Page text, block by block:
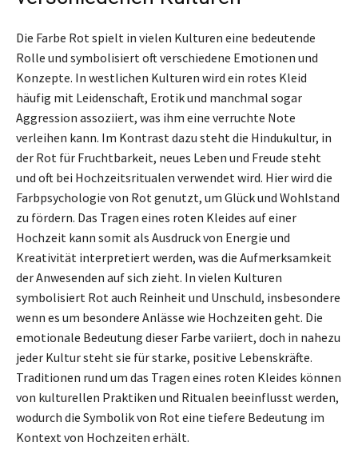
Die Farbe Rot spielt in vielen Kulturen eine bedeutende
Rolle und symbolisiert oft verschiedene Emotionen und
Konzepte. In westlichen Kulturen wird ein rotes Kleid
häufig mit Leidenschaft, Erotik und manchmal sogar
Aggression assoziiert, was ihm eine verruchte Note
verleihen kann. Im Kontrast dazu steht die Hindukultur, in
der Rot für Fruchtbarkeit, neues Leben und Freude steht
und oft bei Hochzeitsritualen verwendet wird. Hier wird die
Farbpsychologie von Rot genutzt, um Glück und Wohlstand
zu fördern. Das Tragen eines roten Kleides auf einer
Hochzeit kann somit als Ausdruck von Energie und
Kreativität interpretiert werden, was die Aufmerksamkeit
der Anwesenden auf sich zieht. In vielen Kulturen
symbolisiert Rot auch Reinheit und Unschuld, insbesondere
wenn es um besondere Anlässe wie Hochzeiten geht. Die
emotionale Bedeutung dieser Farbe variiert, doch in nahezu
jeder Kultur steht sie für starke, positive Lebenskräfte.
Traditionen rund um das Tragen eines roten Kleides können
von kulturellen Praktiken und Ritualen beeinflusst werden,
wodurch die Symbolik von Rot eine tiefere Bedeutung im
Kontext von Hochzeiten erhält.